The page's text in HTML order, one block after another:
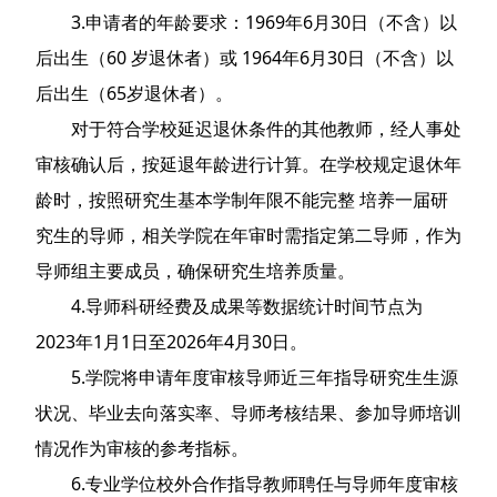
3.申请者的年龄要求：1969年6月30日（不含）以
后出生（60 岁退休者）或 1964年6月30日（不含）以
后出生（65岁退休者）。
对于符合学校延迟退休条件的其他教师，经人事处
审核确认后，按延退年龄进行计算。在学校规定退休年
龄时，按照研究生基本学制年限不能完整 培养一届研
究生的导师，相关学院在年审时需指定第二导师，作为
导师组主要成员，确保研究生培养质量。
4.导师科研经费及成果等数据统计时间节点为
2023年1月1日至2026年4月30日。
5.学院将申请年度审核导师近三年指导研究生生源
状况、毕业去向落实率、导师考核结果、参加导师培训
情况作为审核的参考指标。
6.专业学位校外合作指导教师聘任与导师年度审核